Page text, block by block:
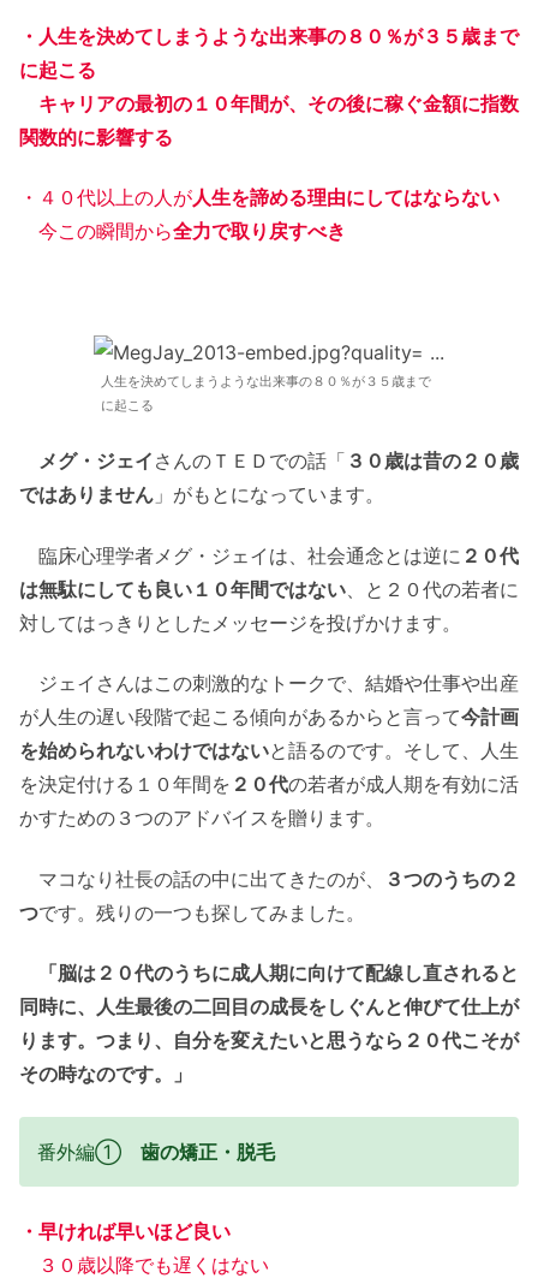
・人生を決めてしまうような出来事の８０％が３５歳まで
に起こる
キャリアの最初の１０年間が、その後に稼ぐ金額に指数
関数的に影響する
・４０代以上の人が人生を諦める理由にしてはならない
今この瞬間から全力で取り戻すべき
人生を決めてしまうような出来事の８０％が３５歳まで
に起こる
メグ・ジェイ さんのＴＥＤでの話「 ３０歳は昔の２０歳
ではありません 」がもとになっています。
臨床心理学者メグ・ジェイは、社会通念とは逆に ２０代
は無駄にしても良い１０年間ではない 、と２０代の若者に
対してはっきりとしたメッセージを投げかけます。
ジェイさんはこの刺激的なトークで、結婚や仕事や出産
が人生の遅い段階で起こる傾向があるからと言って今計画
を始められないわけではないと語るのです。そして、人生
を決定付ける１０年間を ２０代の若者が成人期を有効に活
かすための３つのアドバイスを贈ります。
マコなり社長の話の中に出てきたのが、
３つのうちの２
つです。残りの一つも探してみました。
「脳は２０代のうちに成人期に向けて配線し直されると
同時に、人生最後の二回目の成長をしぐんと伸びて仕上が
ります。つまり、自分を変えたいと思うなら２０代こそが
その時なのです。」
番外編① 歯の矯正・脱毛
・早ければ早いほど良い
３０歳以降でも遅くはない